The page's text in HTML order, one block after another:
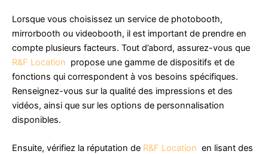
Lorsque vous choisissez un service de photobooth,
mirrorbooth ou videobooth, il est important de prendre en
compte plusieurs facteurs. Tout d’abord, assurez-vous que
R&F Location propose une gamme de dispositifs et de
fonctions qui correspondent à vos besoins spécifiques.
Renseignez-vous sur la qualité des impressions et des
vidéos, ainsi que sur les options de personnalisation
disponibles.
Ensuite, vérifiez la réputation de R&F Location en lisant des